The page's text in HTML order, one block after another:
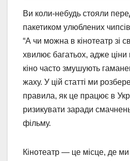
Ви коли-небудь стояли
пакетиком улюблених
“А чи можна в кінотеатр зі
хвилює багатьох, адже ціни
кіно часто змушують
жаху. У цій статті ми
правила, як це працює в
ризикувати заради
фільму.
Кінотеатр — це місце, де